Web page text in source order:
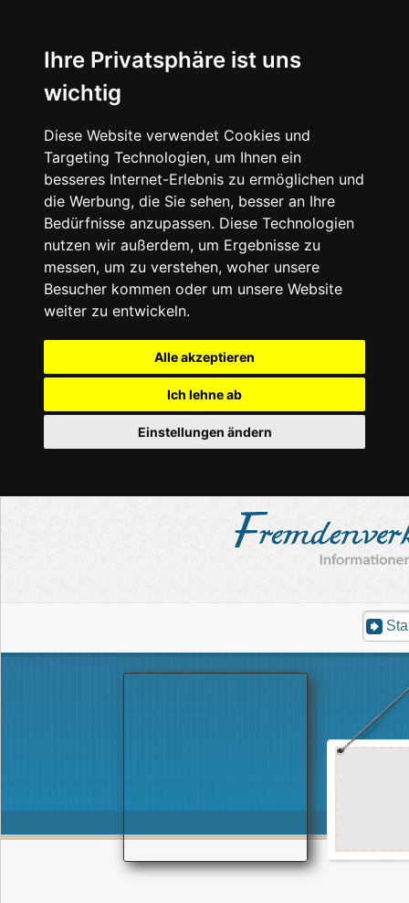
Ihre Privatsphäre ist uns
wichtig
Diese Website verwendet Cookies und
Targeting Technologien, um Ihnen ein
besseres Internet-Erlebnis zu ermöglichen und
die Werbung, die Sie sehen, besser an Ihre
Bedürfnisse anzupassen. Diese Technologien
nutzen wir außerdem, um Ergebnisse zu
messen, um zu verstehen, woher unsere
Besucher kommen oder um unsere Website
weiter zu entwickeln.
Alle akzeptieren
Ich lehne ab
Einstellungen ändern